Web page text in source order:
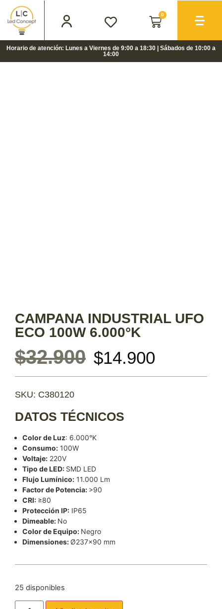
0
Horario de atención: Lunes a Viernes de 9:00 a 18:30 | Sábados de 10:00 a
14:00
CAMPANA INDUSTRIAL UFO
ECO 100W 6.000°K
$32.900 $14.900
SKU: C380120
DATOS TÉCNICOS
Color de Luz: 6.000°K
Consumo: 100W
Voltaje: 220V
Tipo de LED: SMD LED
Flujo Lumínico: 11.000 Lm
Factor de Potencia: >90
CRI: ≥80
Protección IP: IP65
Dimeable: No
Color de Equipo: Negro
Dimensiones: Ø237×90 mm
25 disponibles